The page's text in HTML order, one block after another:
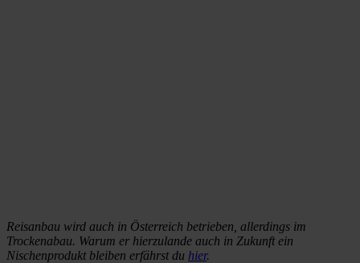
Reisanbau wird auch in Österreich betrieben, allerdings im
Trockenabau. Warum er hierzulande auch in Zukunft ein
Nischenprodukt bleiben erfährst du hier.